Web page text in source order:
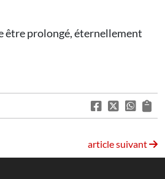
être prolongé, éternellement
article suivant